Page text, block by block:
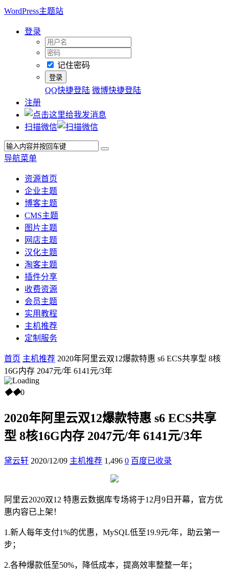
WordPress主题站
登录
记住密码
QQ快捷登陆 微博快捷登陆
注册
扫描微信
导航菜单
资源首页
企业主题
博客主题
CMS主题
图片主题
网店主题
汉化主题
淘客主题
插件分享
收费资源
会员主题
实用教程
主机推荐
定制服务
首页 主机推荐 2020年阿里云双12爆款特惠 s6 ECS共享型 8核
16G内存 2047元/年 6141元/3年
◆◆0
2020年阿里云双12爆款特惠 s6 ECS共享
型 8核16G内存 2047元/年 6141元/3年
黛云轩 2020/12/09 主机推荐 1,496 0 百度已收录
阿里云2020双12 特惠云数据库专场将于12月9日开幕，官方优
惠内容已上架！
1.新人每年支付1%的优惠，MySQL低至19.9元/年，助云第一
步；
2.各种爆款低至50%，降低成本，提高效率整整一年；